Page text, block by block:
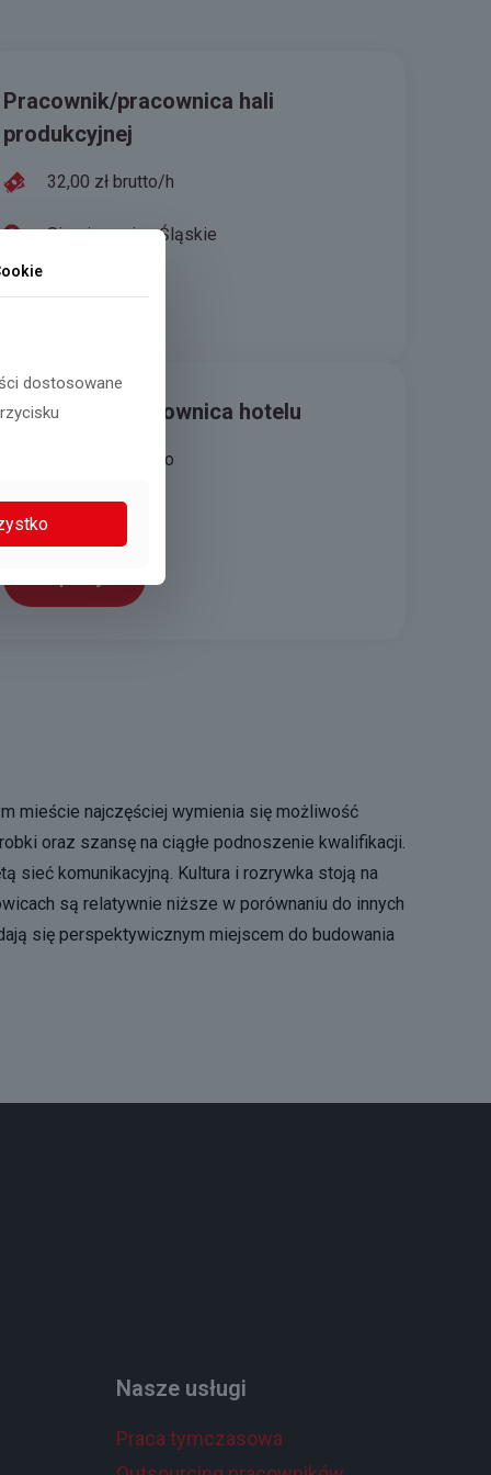
Pracownik/pracownica hali
produkcyjnej
32,00 zł brutto/h
Siemianowice Śląskie
Aplikuj
Pracownik/pracownica hotelu
31,40 zł/h brutto
mieście najczęściej wymienia się możliwość
oraz szansę na ciągłe podnoszenie kwalifikacji.
sieć komunikacyjną. Kultura i rozrywka stoją na
są relatywnie niższe w porównaniu do innych
się perspektywicznym miejscem do budowania
Nasze usługi
Praca tymczasowa
dostosowane